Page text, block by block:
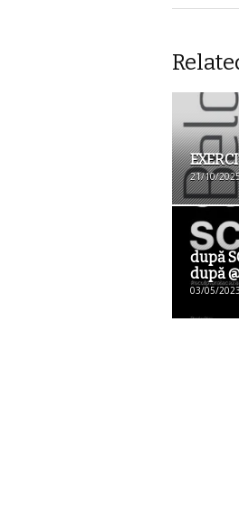
21/10/
după
după
03/05/